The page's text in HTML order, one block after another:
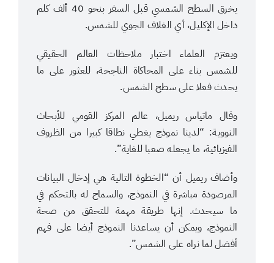
يخرق السطح الشمسي قبل السفر بنحو 40 ألف كلم
داخل الإكليل، أي الغلاف الجوي للشمس.
ويعتزم العلماء اختبار ملاحظات العالم الحقيقي
للشمس بناء على المحاكاة الناجحة، للعثور على ما
يحدث فعلا على سطح الشمس.
وقال ماتياس ريميل، عالم المركز القومي للأبحاث
النووية: “لدينا نموذج يغطي نطاقا كبيرا من الظروف
الفيزيائية، ما يجعله صعبا للغاية”.
وأضاف ريميل أن “الخطوة التالية هي إدخال البيانات
المرصودة مباشرة في النموذج، والسماح له بالتحكم في
ما سيحدث. إنها طريقة مهمة للتحقق من صحة
النموذج، ويمكن أن يساعدنا النموذج أيضا على فهم
أفضل لما نراه على الشمس”.